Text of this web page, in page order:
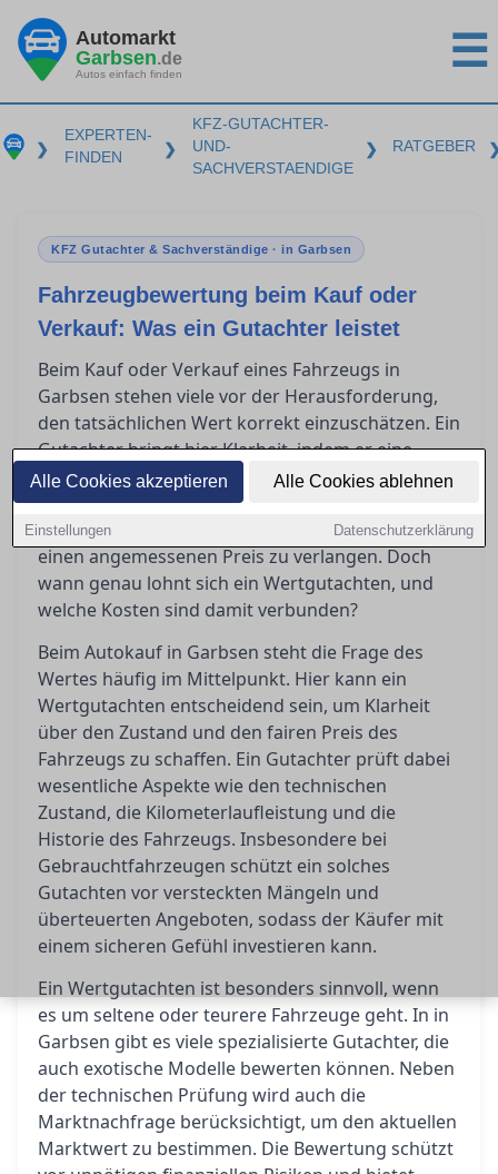
Alle Cookies akzeptieren Alle Cookies ablehnen
Einstellungen Datenschutzerklärung
Automarkt
Garbsen.de
Autos einfach finden ☰
❯
EXPERTEN-
FINDEN
❯
KFZ-GUTACHTER-
UND-
SACHVERSTAENDIGE
❯ RATGEBER
KFZ Gutachter & Sachverständige · in Garbsen
Fahrzeugbewertung beim Kauf oder
Verkauf: Was ein Gutachter leistet
Beim Kauf oder Verkauf eines Fahrzeugs in
Garbsen stehen viele vor der Herausforderung,
den tatsächlichen Wert korrekt einzuschätzen. Ein
Gutachter bringt hier Klarheit, indem er eine
präzise Fahrzeugbewertung vornimmt. Solch ein
Gutachten bewahrt Käufer vor bösen
Überraschungen und gibt Verkäufern Sicherheit,
einen angemessenen Preis zu verlangen. Doch
wann genau lohnt sich ein Wertgutachten, und
welche Kosten sind damit verbunden?
Beim Autokauf in Garbsen steht die Frage des
Wertes häufig im Mittelpunkt. Hier kann ein
Wertgutachten entscheidend sein, um Klarheit
über den Zustand und den fairen Preis des
Fahrzeugs zu schaffen. Ein Gutachter prüft dabei
wesentliche Aspekte wie den technischen
Zustand, die Kilometerlaufleistung und die
Historie des Fahrzeugs. Insbesondere bei
Gebrauchtfahrzeugen schützt ein solches
Gutachten vor versteckten Mängeln und
überteuerten Angeboten, sodass der Käufer mit
einem sicheren Gefühl investieren kann.
Ein Wertgutachten ist besonders sinnvoll, wenn
es um seltene oder teurere Fahrzeuge geht. In in
Garbsen gibt es viele spezialisierte Gutachter, die
auch exotische Modelle bewerten können. Neben
der technischen Prüfung wird auch die
Marktnachfrage berücksichtigt, um den aktuellen
Marktwert zu bestimmen. Die Bewertung schützt